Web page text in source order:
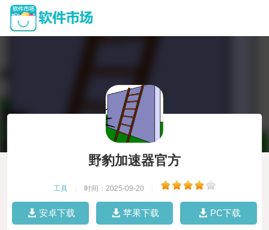
野豹加速器官方
工具 时间：2025-09-20
安卓下载 苹果下载 PC下载